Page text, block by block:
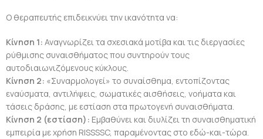
Ο θεραπευτής επιδεικνύει την ικανότητα να:
Κίνηση 1: Αναγνωρίζει τα σχεσιακά μοτίβα και τις διεργασίες
ρύθμισης συναισθήματος που συντηρούντους
αυτοδιαιωνιζόμενους κύκλους.
Κίνηση 2: «Συναρμολογεί» το συναίσθημα, εντοπίζοντας
εναύσματα, αντιλήψεις, σωματικές αισθήσεις, νοήματα και
τάσεις δράσης, με εστίαση στα πρωτογενή συναισθήματα.
Κίνηση 2 (εστίαση): Εμβαθύνει και διυλίζει τη συναισθηματική
εμπειρία με χρήση RISSSSC, παραμένοντας στο εδώ-και-τώρα.